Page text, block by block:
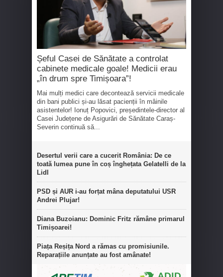
Șeful Casei de Sănătate a controlat
cabinete medicale goale! Medicii erau
„în drum spre Timișoara”!
Mai mulți medici care decontează servicii medicale
din bani publici și-au lăsat pacienții în mâinile
asistentelor! Ionuț Popovici, președintele-director al
Casei Județene de Asigurări de Sănătate Caraș-
Severin continuă să...
Desertul verii care a cucerit România: De ce
toată lumea pune în coș înghețata Gelatelli de la
Lidl
PSD și AUR i-au forțat mâna deputatului USR
Andrei Plujar!
Diana Buzoianu: Dominic Fritz rămâne primarul
Timișoarei!
Piața Reșița Nord a rămas cu promisiunile.
Reparațiile anunțate au fost amânate!